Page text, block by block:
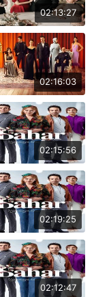
02:13:27
02:16:03
02:15:56
02:19:25
02:12:47